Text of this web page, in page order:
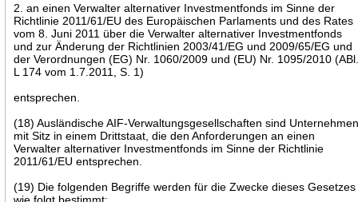
2. an einen Verwalter alternativer Investmentfonds im Sinne der
Richtlinie 2011/61/EU des Europäischen Parlaments und des Rates
vom 8. Juni 2011 über die Verwalter alternativer Investmentfonds
und zur Änderung der Richtlinien 2003/41/EG und 2009/65/EG und
der Verordnungen (EG) Nr. 1060/2009 und (EU) Nr. 1095/2010
L 174 vom 1.7.2011, S. 1)
entsprechen.
(18) Ausländische AIF-Verwaltungsgesellschaften sind
mit Sitz in einem Drittstaat, die den Anforderungen an einen
Verwalter alternativer Investmentfonds im Sinne der Richtlinie
2011/61/EU entsprechen.
(19) Die folgenden Begriffe werden für die Zwecke dieses Gesetzes
wie folgt bestimmt: